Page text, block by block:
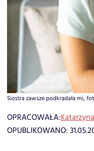
Siostra zawsze podkradała mi,
OPRACOWAŁA:
OPUBLIKOWANO: